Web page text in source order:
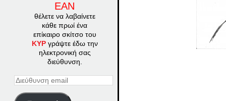
ΕΑΝ
θέλετε να λαβαίνετε
κάθε πρωί ένα
επίκαιρο σκίτσο του
ΚΥΡγράψτε έδω την
ηλεκτρονική σας
διεύθυνση.
Διεύθυνση